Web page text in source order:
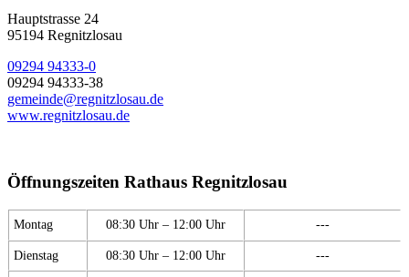
Hauptstrasse 24
95194 Regnitzlosau
09294 94333-0
09294 94333-38
gemeinde@regnitzlosau.de
www.regnitzlosau.de
Öffnungszeiten Rathaus Regnitzlosau
Montag 08:30 Uhr – 12:00 Uhr ---
Dienstag 08:30 Uhr – 12:00 Uhr ---